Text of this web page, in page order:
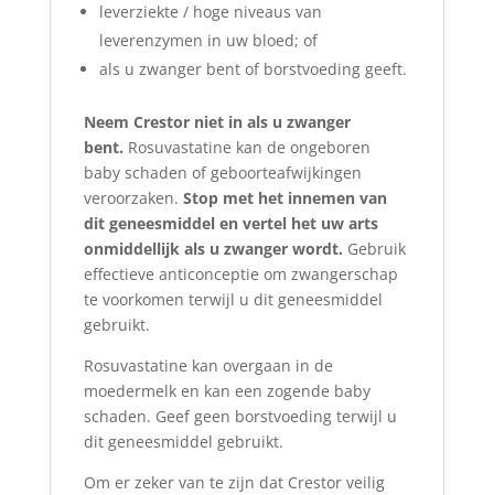
leverziekte / hoge niveaus van
leverenzymen in uw bloed; of
als u zwanger bent of borstvoeding geeft.
Neem Crestor niet in als u zwanger
bent. Rosuvastatine kan de ongeboren
baby schaden of geboorteafwijkingen
veroorzaken. Stop met het innemen van
dit geneesmiddel en vertel het uw arts
onmiddellijk als u zwanger wordt. Gebruik
effectieve anticonceptie om zwangerschap
te voorkomen terwijl u dit geneesmiddel
gebruikt.
Rosuvastatine kan overgaan in de
moedermelk en kan een zogende baby
schaden. Geef geen borstvoeding terwijl u
dit geneesmiddel gebruikt.
Om er zeker van te zijn dat Crestor veilig